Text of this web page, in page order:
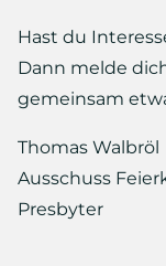
Hast du
Dann melde
gemeinsam
Thomas Walbröl
Ausschuss
Presbyter